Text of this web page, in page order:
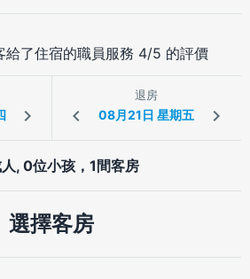
給了住宿的職員服務 4/5 的評價
退房
, 0位小孩，1間客房
選擇客房